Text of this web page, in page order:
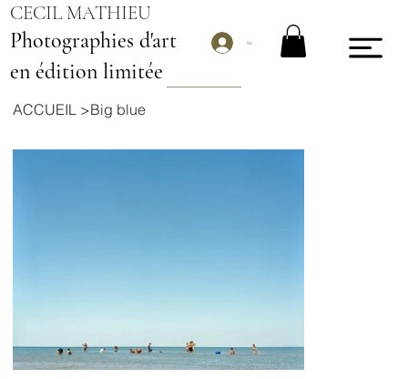
CECIL MATHIEU
Photographies d'art
en édition limitée
Se connecter
ACCUEIL >Big blue